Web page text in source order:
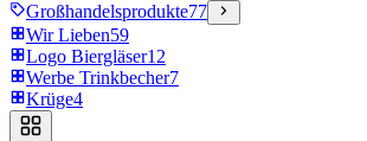
Großhandelsprodukte77
Wir Lieben59
Logo Biergläser12
Werbe Trinkbecher7
Krüge4